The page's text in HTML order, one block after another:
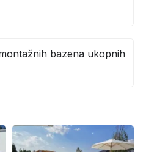
bazena ukopnih